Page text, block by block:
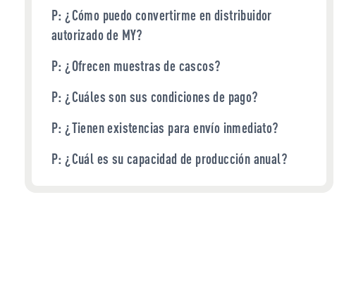
P: ¿Cómo puedo convertirme en distribuidor
autorizado de MY?
P: ¿Ofrecen muestras de cascos?
P: ¿Cuáles son sus condiciones de pago?
P: ¿Tienen existencias para envío inmediato?
P: ¿Cuál es su capacidad de producción anual?